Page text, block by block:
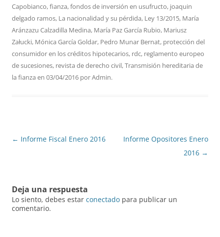
Capobianco,fianza,fondos de inversión en usufructo, joaquin
delgado ramos, La nacionalidad y su pérdida, Ley 13/2015, María
Aránzazu Calzadilla Medina, María Paz García Rubio, Mariusz
Załucki, Mónica García Goldar, Pedro Munar Bernat, protección del
consumidor en los créditos hipotecarios, rdc, reglamento europeo
de sucesiones, revista de derecho civil,Transmisión hereditaria de
la fianza en 03/04/2016 porAdmin.
Navegación
← Informe Fiscal Enero 2016
Informe Opositores Enero
2016 →
Deja una respuesta
Lo siento, debes estar conectado para publicar un
comentario.